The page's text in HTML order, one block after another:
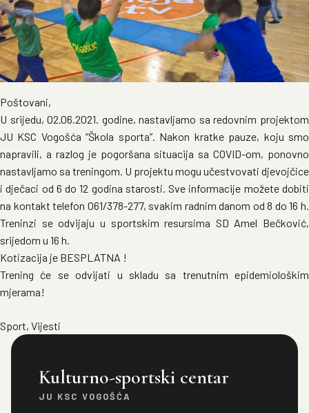
Poštovani,
U srijedu, 02.06.2021. godine, nastavljamo sa redovnim projektom
JU KSC Vogošća “Škola sporta”. Nakon kratke pauze, koju smo
napravili, a razlog je pogoršana situacija sa COVID-om, ponovno
nastavljamo sa treningom. U projektu mogu učestvovati djevojčice
i dječaci od 6 do 12 godina starosti. Sve informacije možete dobiti
na kontakt telefon 061/378-277, svakim radnim danom od 8 do 16 h.
Treninzi se odvijaju u sportskim resursima SD Amel Bečković,
srijedom u 16 h.
Kotizacija je BESPLATNA !
Trening će se odvijati u skladu sa trenutnim epidemiološkim
mjerama!
Sport, Vijesti
Kulturno-sportski centar
JU KSC VOGOŠĆA